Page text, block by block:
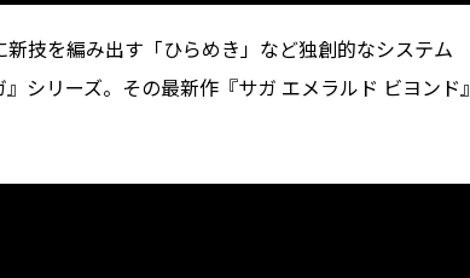
技を編み出す「ひらめき」など独創的なシステム
シリーズ。その最新作『サガ エメラルド ビヨンド』